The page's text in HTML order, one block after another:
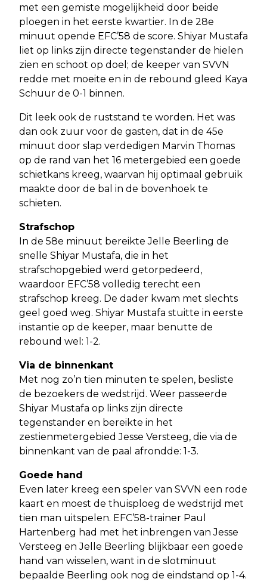
met een gemiste mogelijkheid door beide
ploegen in het eerste kwartier. In de 28e
minuut opende EFC’58 de score. Shiyar Mustafa
liet op links zijn directe tegenstander de hielen
zien en schoot op doel; de keeper van SVVN
redde met moeite en in de rebound gleed Kaya
Schuur de 0-1 binnen.
Dit leek ook de ruststand te worden. Het was
dan ook zuur voor de gasten, dat in de 45e
minuut door slap verdedigen Marvin Thomas
op de rand van het 16 metergebied een goede
schietkans kreeg, waarvan hij optimaal gebruik
maakte door de bal in de bovenhoek te
schieten.
Strafschop
In de 58e minuut bereikte Jelle Beerling de
snelle Shiyar Mustafa, die in het
strafschopgebied werd getorpedeerd,
waardoor EFC’58 volledig terecht een
strafschop kreeg. De dader kwam met slechts
geel goed weg. Shiyar Mustafa stuitte in eerste
instantie op de keeper, maar benutte de
rebound wel: 1-2.
Via de binnenkant
Met nog zo’n tien minuten te spelen, besliste
de bezoekers de wedstrijd. Weer passeerde
Shiyar Mustafa op links zijn directe
tegenstander en bereikte in het
zestienmetergebied Jesse Versteeg, die via de
binnenkant van de paal afrondde: 1-3.
Goede hand
Even later kreeg een speler van SVVN een rode
kaart en moest de thuisploeg de wedstrijd met
tien man uitspelen. EFC’58-trainer Paul
Hartenberg had met het inbrengen van Jesse
Versteeg en Jelle Beerling blijkbaar een goede
hand van wisselen, want in de slotminuut
bepaalde Beerling ook nog de eindstand op 1-4.